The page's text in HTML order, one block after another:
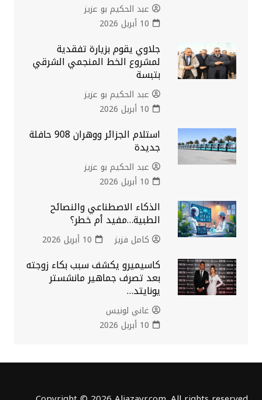
عبد الحكيم بو عزيز
10 أبريل 2026
جلاوي يقوم بزيارة تفقدية
لمشروع الخط المنجمي الشرقي
بتبسة
عبد الحكيم بو عزيز
10 أبريل 2026
استلام الجزائر ووهران 908 حافلة
جديدة
عبد الحكيم بو عزيز
10 أبريل 2026
الذكاء الاصطناعي والنصائح
الطبية…مفيد أم خطر؟
كامل فزيز 10 أبريل 2026
كاسيميرو يكشف سبب بكاء زوجته
بعد تصرف جماهير مانشستر
يونايتد…
غاني لونيس
10 أبريل 2026